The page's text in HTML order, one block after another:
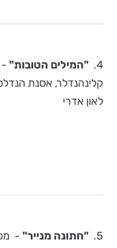
4. "המילים הטובות" -
קלינהנדלר, אסנת
לאון אדרי
5. "חתונה מנייר" -